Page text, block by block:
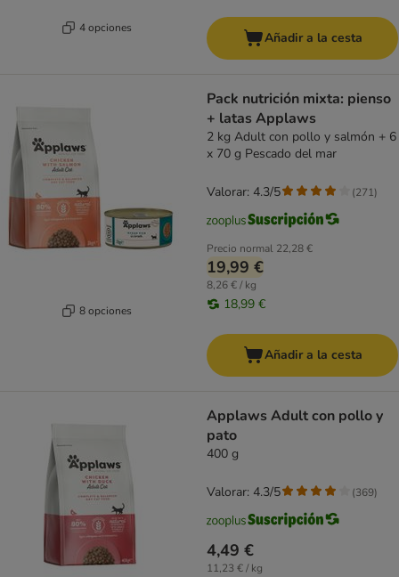
4 opciones
Añadir a la cesta
8 opciones
Pack nutrición mixta: pienso
+ latas Applaws
2 kg Adult con pollo y salmón + 6
x 70 g Pescado del mar
Precio normal 22,28 €
19,99 €
8,26 € / kg
18,99 €
Valorar: 4.3/5 (271)
Añadir a la cesta
Applaws Adult con pollo y
pato
400 g
4,49 €
11,23 € / kg
Valorar: 4.3/5 (369)